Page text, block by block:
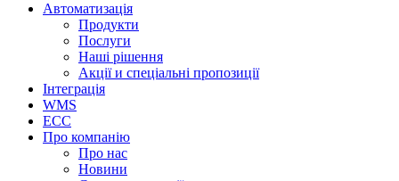
Автоматизація
Продукти
Послуги
Наші рішення
Акції и спеціальні пропозиції
Інтеграція
WMS
ECC
Про компанію
Про нас
Новини